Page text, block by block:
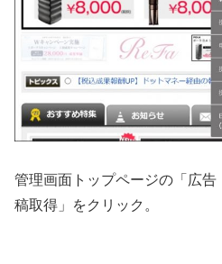
管理画面トップページの「広
稿取得」をクリック。